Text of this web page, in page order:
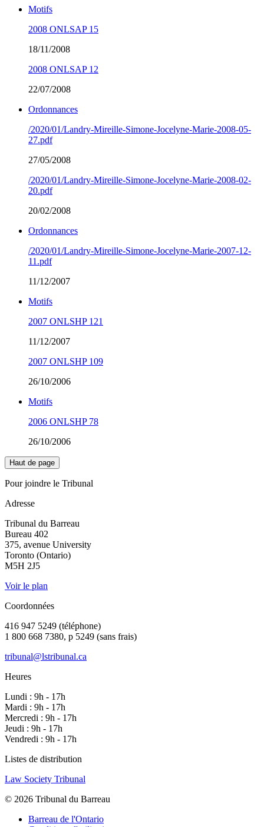
Motifs
2008 ONLSAP 15
18/11/2008
2008 ONLSAP 12
22/07/2008
Ordonnances
/2020/01/Landry-Mireille-Simone-Jocelyne-Marie-2008-05-
27.pdf
27/05/2008
/2020/01/Landry-Mireille-Simone-Jocelyne-Marie-2008-02-
20.pdf
20/02/2008
Ordonnances
/2020/01/Landry-Mireille-Simone-Jocelyne-Marie-2007-12-
11.pdf
11/12/2007
Motifs
2007 ONLSHP 121
11/12/2007
2007 ONLSHP 109
26/10/2006
Motifs
2006 ONLSHP 78
26/10/2006
Haut de page
Pour joindre le Tribunal
Adresse
Tribunal du Barreau
Bureau 402
375, avenue University
Toronto (Ontario)
M5H 2J5
Voir le plan
Coordonnées
416 947 5249 (téléphone)
1 800 668 7380, p 5249 (sans frais)
tribunal@lstribunal.ca
Heures
Lundi : 9h - 17h
Mardi : 9h - 17h
Mercredi : 9h - 17h
Jeudi : 9h - 17h
Vendredi : 9h - 17h
Listes de distribution
Law Society Tribunal
© 2026 Tribunal du Barreau
Barreau de l'Ontario